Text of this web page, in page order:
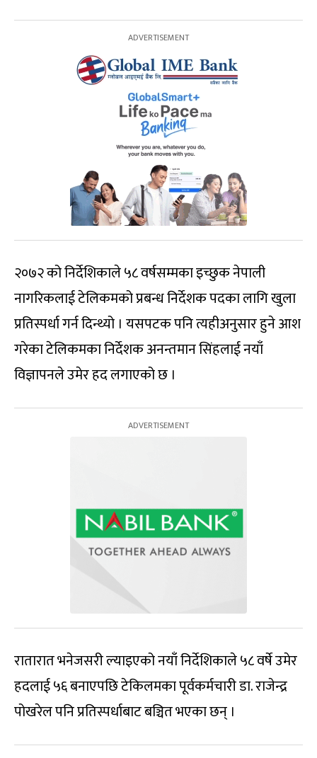
२०७२ को निर्देशिकाले ५८ वर्षसम्मका इच्छुक नेपाली
नागरिकलाई टेलिकमको प्रबन्ध निर्देशक पदका लागि खुला
प्रतिस्पर्धा गर्न दिन्थ्यो । यसपटक पनि त्यहीअनुसार हुने आश
गरेका टेलिकमका निर्देशक अनन्तमान सिंहलाई नयाँ
विज्ञापनले उमेर हद लगाएको छ ।
रातारात भनेजसरी ल्याइएको नयाँ निर्देशिकाले ५८ वर्षे उमेर
हदलाई ५६ बनाएपछि टेकिलमका पूर्वकर्मचारी डा. राजेन्द्र
पोखरेल पनि प्रतिस्पर्धाबाट बञ्चित भएका छन् ।